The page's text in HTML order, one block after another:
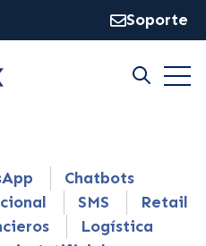
Soporte
Open
Chatbots
SMS
Retail
Logística